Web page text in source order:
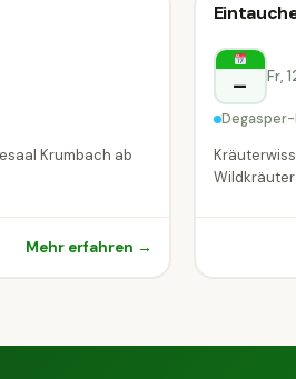
Krumbach ab
Mehr erfahren →
– Fr,
Degasper-